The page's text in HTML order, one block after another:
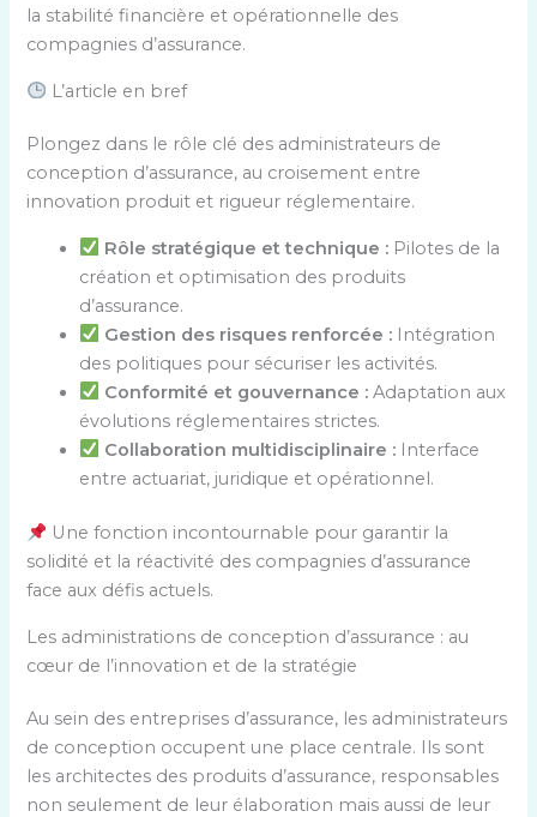
la stabilité financière et opérationnelle des
compagnies d’assurance.
L’article en bref
Plongez dans le rôle clé des administrateurs de
conception d’assurance, au croisement entre
innovation produit et rigueur réglementaire.
Rôle stratégique et technique :Pilotes de la
création et optimisation des produits
d’assurance.
Gestion des risques renforcée :Intégration
des politiques pour sécuriser les activités.
Conformité et gouvernance :Adaptation aux
évolutions réglementaires strictes.
Collaboration multidisciplinaire :Interface
entre actuariat, juridique et opérationnel.
Une fonction incontournable pour garantir la
solidité et la réactivité des compagnies d’assurance
face aux défis actuels.
Les administrations de conception d’assurance : au
cœur de l’innovation et de la stratégie
Au sein des entreprises d’assurance, les administrateurs
de conception occupent une place centrale. Ils sont
les architectes des produits d’assurance, responsables
non seulement de leur élaboration mais aussi de leur